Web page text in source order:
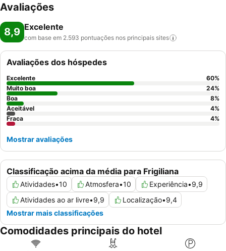
Avaliações
8,9 Excelente
com base em 2.593 pontuações nos principais sites
Classificação acima da média para Frigiliana
Atividades•10 Atmosfera•10 Experiência•9,9
Atividades ao ar livre•9,9 Localização•9,4
Mostrar mais classificações
Avaliações dos hóspedes
Excelente 60%
Muito boa
24%
Boa
8%
Aceitável
4%
Fraca
4%
Mostrar avaliações
Comodidades principais do hotel